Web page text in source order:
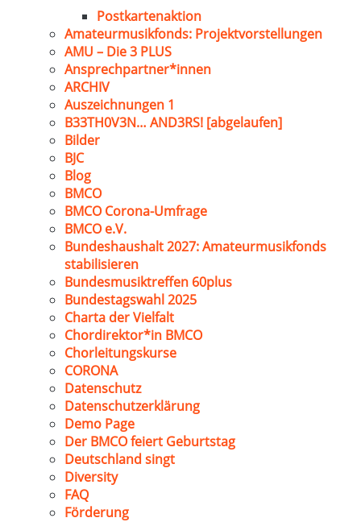
Postkartenaktion
Amateurmusikfonds: Projektvorstellungen
AMU – Die 3 PLUS
Ansprechpartner*innen
ARCHIV
Auszeichnungen 1
B33TH0V3N… AND3RS! [abgelaufen]
Bilder
BJC
Blog
BMCO
BMCO Corona-Umfrage
BMCO e.V.
Bundeshaushalt 2027: Amateurmusikfonds
stabilisieren
Bundesmusiktreffen 60plus
Bundestagswahl 2025
Charta der Vielfalt
Chordirektor*in BMCO
Chorleitungskurse
CORONA
Datenschutz
Datenschutzerklärung
Demo Page
Der BMCO feiert Geburtstag
Deutschland singt
Diversity
FAQ
Förderung